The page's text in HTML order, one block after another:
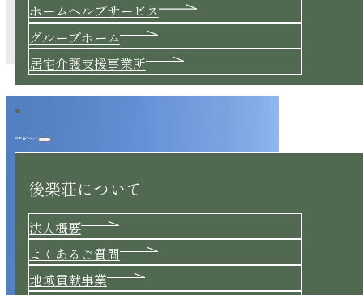
ホームヘルプサービス
グループホーム
居宅介護支援事業所
後楽荘について
後楽荘について
法人概要
よくあるご質問
地域貢献事業
朝のお散歩
2026.05.15 |特別養護老人ホーム